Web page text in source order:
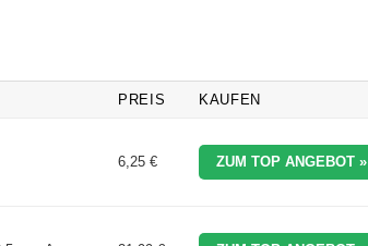
PREIS KAUFEN
6,25 € ZUM TOP ANGEBOT »